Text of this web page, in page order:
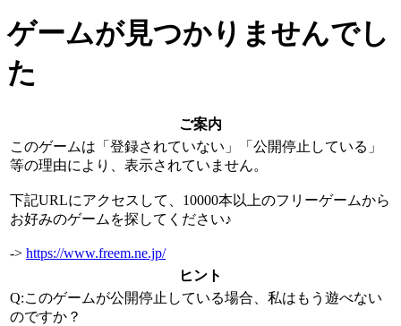
ゲームが見つかりませんでし
た
ご案内
このゲームは「登録されていない」「公開停止している」
等の理由により、表示されていません。
下記URLにアクセスして、10000本以上のフリーゲームから
お好みのゲームを探してください♪
-> https://www.freem.ne.jp/
ヒント
Q:このゲームが公開停止している場合、私はもう遊べない
のですか？